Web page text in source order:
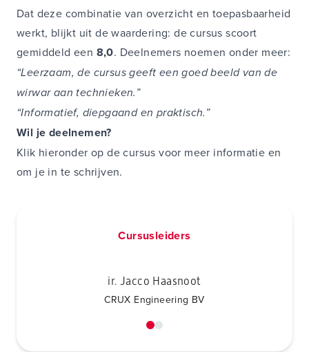
Dat deze combinatie van overzicht en toepasbaarheid
werkt, blijkt uit de waardering: de cursus scoort
gemiddeld een 8,0. Deelnemers noemen onder meer:
“Leerzaam, de cursus geeft een goed beeld van de
wirwar aan technieken.”
“Informatief, diepgaand en praktisch.”
Wil je deelnemen?
Klik hieronder op de cursus voor meer informatie en
om je in te schrijven.
Cursusleiders
ir. Jacco Haasnoot
CRUX Engineering BV